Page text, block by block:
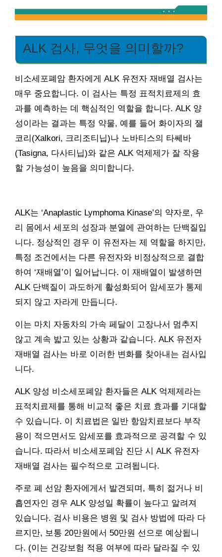
ALK 검사, 무엇을 의미할까?
비소세포폐암 환자에게 ALK 유전자 재배열 검사는
매우 중요합니다. 이 검사는 특정 표적치료제의 효
과를 예측하는 데 핵심적인 역할을 합니다. ALK 양
성이라는 결과는 특정 약물, 예를 들어 화이자의 잴
코리(Xalkori, 크리조티닙)나 노바티스의 타쎄바
(Tasigna, 다사티닙)와 같은 ALK 억제제가 잘 작용
할 가능성이 높음을 의미합니다.
ALK는 ‘Anaplastic Lymphoma Kinase’의 약자로, 우
리 몸에서 세포의 성장과 분열에 관여하는 단백질입
니다. 정상적인 경우 이 유전자는 제 역할을 하지만,
특정 조건에서는 다른 유전자와 비정상적으로 결합
하여 ‘재배열’이 일어납니다. 이 재배열이 발생하면
ALK 단백질이 과도하게 활성화되어 암세포가 통제
되지 않고 자라게 만듭니다.
이는 마치 자동차의 가속 페달이 고장나서 멈추지
않고 계속 밟고 있는 상황과 같습니다. ALK 유전자
재배열 검사는 바로 이러한 변화를 찾아내는 검사입
니다.
ALK 양성 비소세포폐암 환자들은 ALK 억제제라는
표적치료제를 통해 비교적 좋은 치료 효과를 기대할
수 있습니다. 이 치료법은 일반 항암치료보다 부작
용이 적으면서도 암세포를 효과적으로 공격할 수 있
습니다. 따라서 비소세포폐암 진단 시 ALK 유전자
재배열 검사는 필수적으로 고려됩니다.
주로 폐 선암 환자에게서 발견되며, 특히 젊거나 비
흡연자인 경우 ALK 양성일 확률이 높다고 알려져
있습니다. 검사 비용은 병원 및 검사 방법에 따라 다
르지만, 보통 20만원에서 50만원 선으로 예상됩니
다. (이는 건강보험 적용 여부에 따라 달라질 수 있